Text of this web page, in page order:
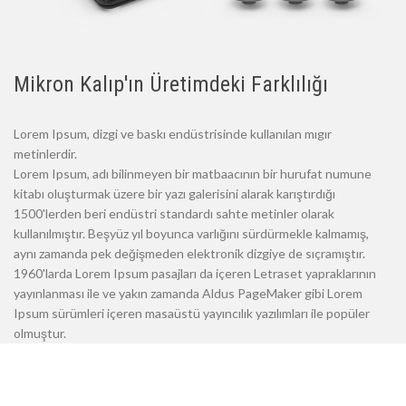
Mikron Kalıp'ın Üretimdeki Farklılığı
Lorem Ipsum, dizgi ve baskı endüstrisinde kullanılan mıgır
metinlerdir.
Lorem Ipsum, adı bilinmeyen bir matbaacının bir hurufat numune
kitabı oluşturmak üzere bir yazı galerisini alarak karıştırdığı
1500'lerden beri endüstri standardı sahte metinler olarak
kullanılmıştır. Beşyüz yıl boyunca varlığını sürdürmekle kalmamış,
aynı zamanda pek değişmeden elektronik dizgiye de sıçramıştır.
1960'larda Lorem Ipsum pasajları da içeren Letraset yapraklarının
yayınlanması ile ve yakın zamanda Aldus PageMaker gibi Lorem
Ipsum sürümleri içeren masaüstü yayıncılık yazılımları ile popüler
olmuştur.